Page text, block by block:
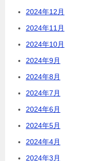
2024年12月
2024年11月
2024年10月
2024年9月
2024年8月
2024年7月
2024年6月
2024年5月
2024年4月
2024年3月